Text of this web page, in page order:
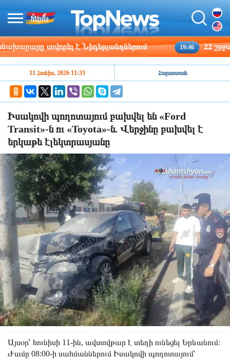
սովորել է Նիդերլանդներում 19:46 ՀՀ
11 Հունիս, 2026 11:33 Հայաստան
Իսակովի պողոտայում բախվել են «Ford
Transit»-ն ու «Toyota»-ն. Վերջինը բախվել է
երկաթե էլեկտրասյանը
Այսօր՝ հունիսի 11-ին, ավտովթար է տեղի ունեցել Երևանում։
Ժամը 08:00-ի սահմաններում Իսակովի պողոտայում՝